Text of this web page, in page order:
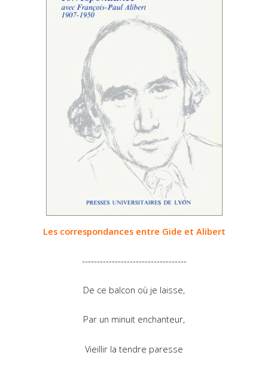
Les correspondances entre Gide et Alibert
-----------------------------------
De ce balcon où je laisse,
Par un minuit enchanteur,
Vieillir la tendre paresse